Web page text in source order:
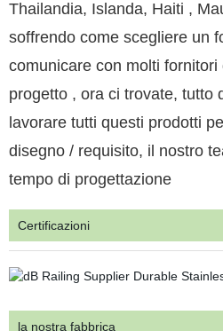
Thailandia, Islanda, Haiti ,
soffrendo come scegliere un
comunicare con molti
progetto , ora ci trovate, tutto
lavorare tutti questi prodotti
disegno / requisito, il nostro
tempo di progettazione
Certificazioni
la nostra fabbrica